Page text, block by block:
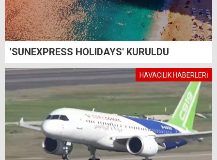
'SUNEXPRESS HOLIDAYS' KURULDU
HAVACILIK HABERLERİ